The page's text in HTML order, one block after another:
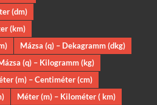
(dm)
(km)
Mázsa (q) – Dekagramm (dkg)
(q) – Kilogramm (kg)
(m) – Centiméter (cm)
Méter (m) – Kilométer ( km)